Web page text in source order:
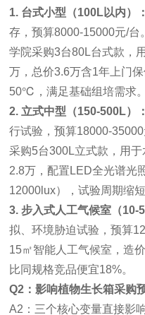
1. 台式小型（100L以内）：
存，预算8000-15000元/台
学院采购3台80L台式款，
万，总价3.6万含1年上门
50℃，满足基础组培需求。
2. 立式中型（150-500L）
行试验，预算18000-
采购5台300L立式款，用
2.8万，配置LED全光谱光
12000lux），试验周期缩短
3. 步入式人工气候室（10-
拟、环境胁迫试验，预算
15㎡智能人工气候室，造
比同规格竞品便宜18%。
Q2：影响植物生长箱采购
A2：三个核心变量直接影